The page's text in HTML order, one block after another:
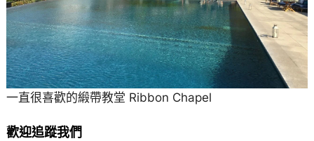
一直很喜歡的緞帶教堂 Ribbon Chapel
歡迎追蹤我們